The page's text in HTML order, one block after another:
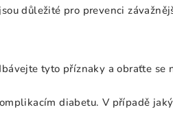
důležité pro prevenci
tyto příznaky a obraťte se
diabetu. V případě